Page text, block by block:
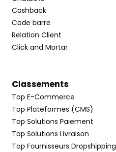
Cashback
Code barre
Relation Client
Click and Mortar
Classements
Top E-Commerce
Top Plateformes (CMS)
Top Solutions Paiement
Top Solutions Livraison
Top Fournisseurs Dropshipping